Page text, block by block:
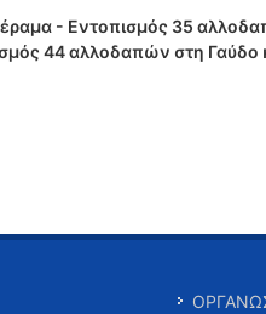
- Εντοπισμός 35
44 αλλοδαπών στη Γαύδο